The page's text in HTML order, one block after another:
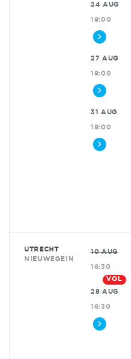
24 AUG
19:00
27 AUG
19:00
31 AUG
19:00
UTRECHT
NIEUWEGEIN
10 AUG
16:30
VOL
28 AUG
16:30